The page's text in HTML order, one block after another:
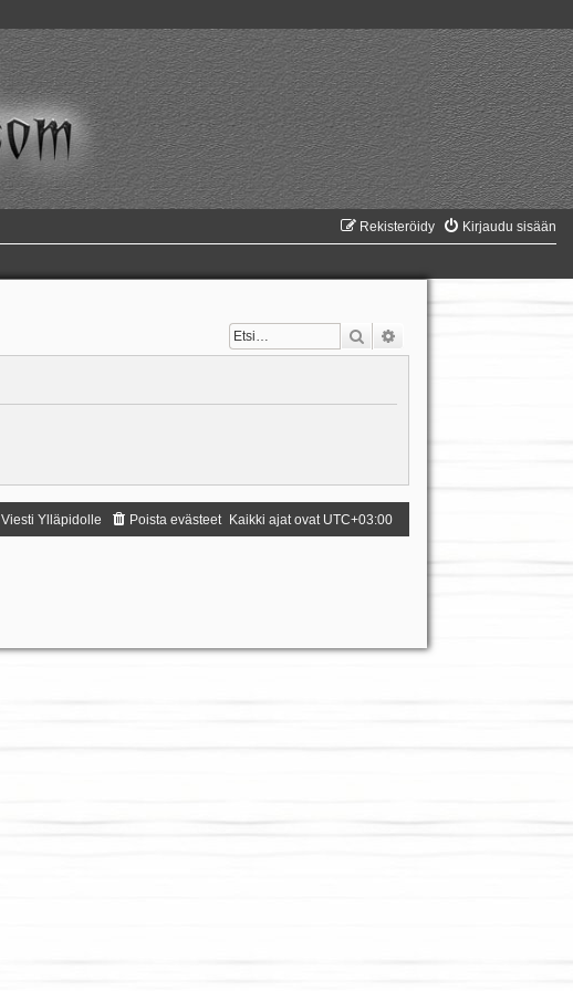
Kirjaudu sisään
Rekisteröidy
Etsi
Kaikki ajat ovat UTC+03:00
Poista evästeet
Viesti Ylläpidolle